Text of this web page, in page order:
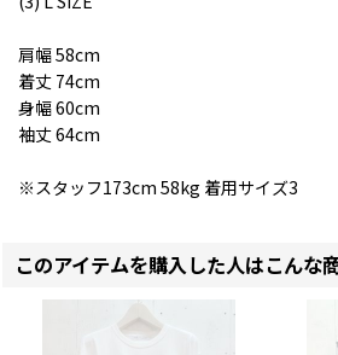
肩幅 58cm
着丈 74cm
身幅 60cm
袖丈 64cm
※スタッフ173cm 58kg 着用サイズ3
このアイテムを購入した人はこんな